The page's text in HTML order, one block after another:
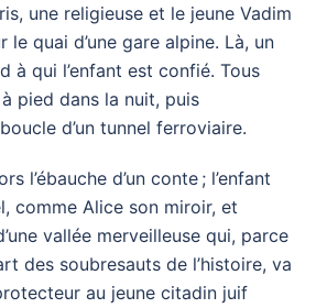
une religieuse et le jeune Vadim
le quai d’une gare alpine. Là, un
à qui l’enfant est confié. Tous
pied dans la nuit, puis
d’un tunnel ferroviaire.
l’ébauche d’un conte ; l’enfant
comme Alice son miroir, et
vallée merveilleuse qui, parce
des soubresauts de l’histoire, va
au jeune citadin juif